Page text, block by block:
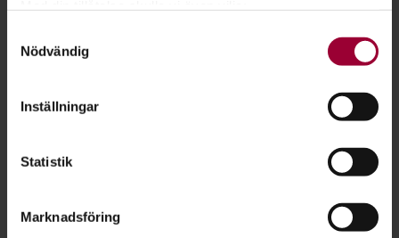
som kan ha en noggrannhet på upp till flera meter
Ta reda på mer om hur dina personliga uppgifter
Du kan ändra eller dra tillbaka ditt samtycke när som
För att du ska få en så bra upplevelse som möjligt
Nödvändig
Inställningar
Statistik
Marknadsföring